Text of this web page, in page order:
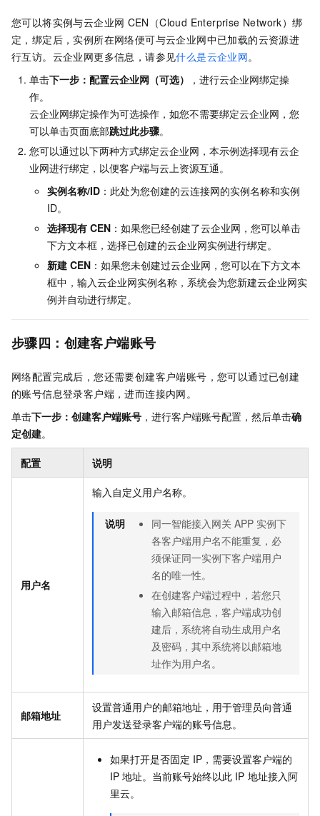
您可以将实例与云企业网 CEN（Cloud Enterprise Network）绑
定，绑定后，实例所在网络便可与云企业网中已加载的云资源进
行互访。云企业网更多信息，请参见什么是云企业网。
单击下一步：配置云企业网（可选）
，进行云企业网绑定操
作。
云企业网绑定操作为可选操作，如您不需要绑定云企业网，您
可以单击页面底部跳过此步骤。
您可以通过以下两种方式绑定云企业网，本示例选择现有云企
业网进行绑定，以便客户端与云上资源互通。
实例名称/ID ：此处为您创建的云连接网的实例名称和实例
ID。
选择现有 CEN ：如果您已经创建了云企业网，您可以单击
下方文本框，选择已创建的云企业网实例进行绑定。
新建 CEN ：如果您未创建过云企业网，您可以在下方文本
框中，输入云企业网实例名称，系统会为您新建云企业网实
例并自动进行绑定。
步骤四：创建客户端账号
网络配置完成后，您还需要创建客户端账号，您可以通过已创建
的账号信息登录客户端，进而连接内网。
单击下一步：创建客户端账号 ，进行客户端账号配置，然后单击确
定创建。
配置 说明
用户名
输入自定义用户名称。
说明 同一智能接入网关 APP 实例下
各客户端用户名不能重复，必
须保证同一实例下客户端用户
名的唯一性。
在创建客户端过程中，若您只
输入邮箱信息，客户端成功创
建后，系统将自动生成用户名
及密码，其中系统将以邮箱地
址作为用户名。
邮箱地址
设置普通用户的邮箱地址，用于管理员向普通
用户发送登录客户端的账号信息。
如果打开是否固定 IP，需要设置客户端的
IP 地址。当前账号始终以此 IP 地址接入阿
里云。